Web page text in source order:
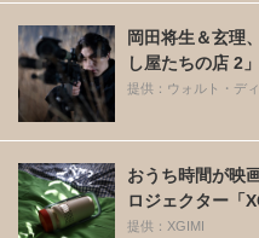
岡田将生＆玄理
し屋たちの店 2
提供：ウォルト・デ
おうち時間が映
ロジェクター「
提供：XGIMI